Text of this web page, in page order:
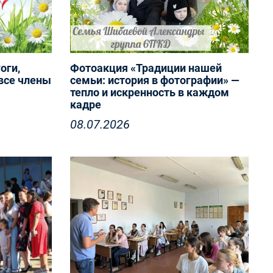
члены
Фотоакция «Традиции нашей
семьи: история в фотографии» —
тепло и искренность в каждом
кадре
08.07.2026